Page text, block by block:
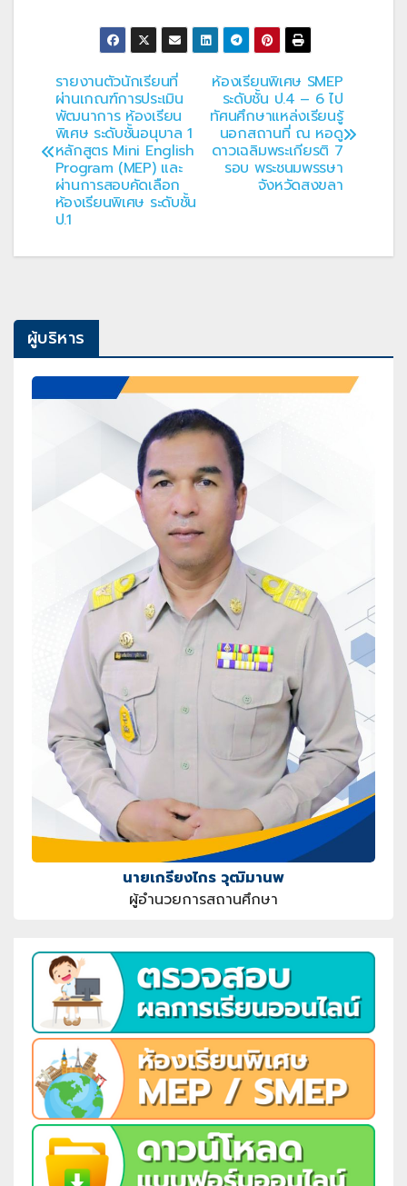
แนะแนว
เรื่อง
ห้องเรียนพิเศษ SMEP
ระดับชั้น ป.4 – 6 ไป
ทัศนศึกษาแหล่งเรียนรู้
นอกสถานที่ ณ หอดู
ดาวเฉลิมพระเกียรติ 7
รอบ พระชนมพรรษา
จังหวัดสงขลา
รายงานตัวนักเรียนที่
ผ่านเกณฑ์การประเมิน
พัฒนาการ ห้องเรียน
พิเศษ ระดับชั้นอนุบาล 1
หลักสูตร Mini English
Program (MEP) และ
ผ่านการสอบคัดเลือก
ห้องเรียนพิเศษ ระดับชั้น
ป.1
ผู้บริหาร
นายเกรียงไกร วุฒิมานพ
ผู้อำนวยการสถานศึกษา